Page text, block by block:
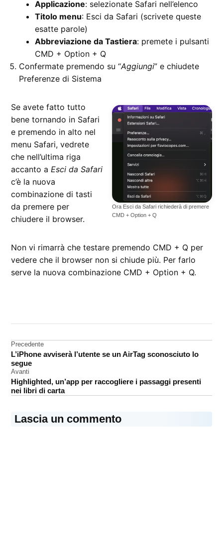
Applicazione: selezionate Safari nell’elenco
Titolo menu: Esci da Safari (scrivete queste
esatte parole)
Abbreviazione da Tastiera: premete i pulsanti
CMD + Option + Q
Confermate premendo su “Aggiungi” e chiudete
Preferenze di Sistema
Ora Esci da Safari richiederà di premere
CMD + Option + Q
Se avete fatto tutto
bene tornando in Safari
e premendo in alto nel
menu Safari, vedrete
che nell’ultima riga
accanto aEsci da Safari
c’è la nuova
combinazione di tasti
da premere per
chiudere il browser.
Non vi rimarrà che testare premendo CMD + Q per
vedere che il browser non si chiude più. Per farlo
serve la nuova combinazione CMD + Option + Q.
Navigazione
articoli
Precedente
L’iPhone avviserà l’utente se un AirTag sconosciuto lo
segue
Avanti
Highlighted, un’app per raccogliere i passaggi presenti
nei libri di carta
Lascia un commento